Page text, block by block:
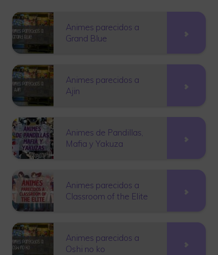
Animes parecidos a
Grand Blue
Animes parecidos a
Ajin
Animes de Pandillas,
Mafia y Yakuza
Animes parecidos a
Classroom of the Elite
Animes parecidos a
Oshi no ko